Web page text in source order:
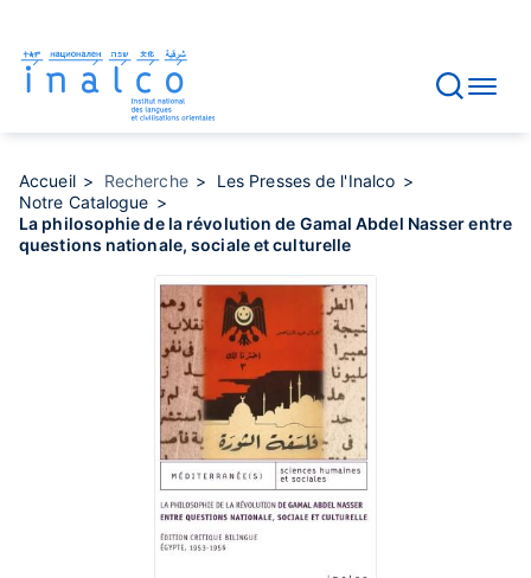
contenu
principal
Accueil Recherche
Les Presses de l'Inalco
Notre Catalogue
La philosophie de la révolution de Gamal Abdel Nasser entre
questions nationale, sociale et culturelle